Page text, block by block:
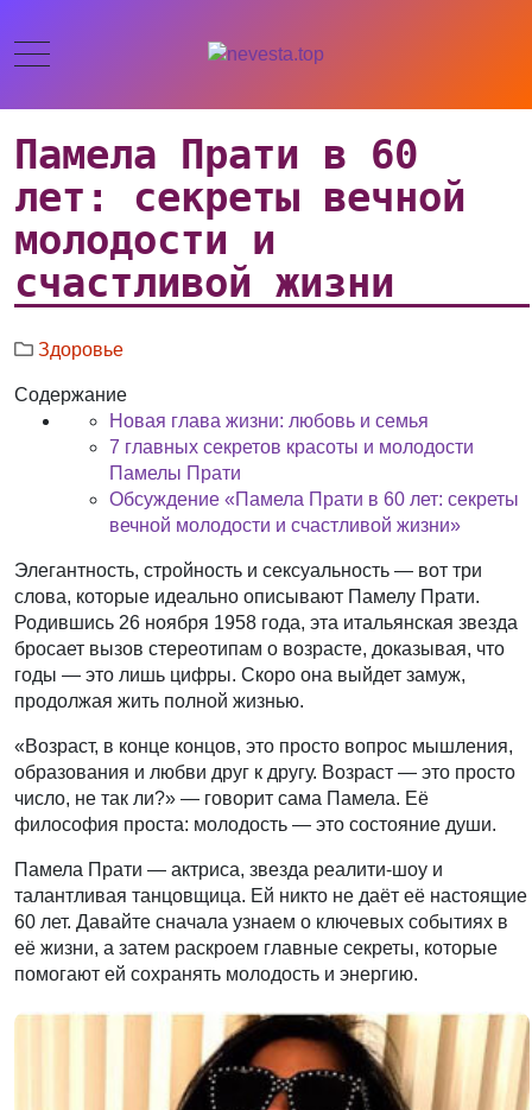
Памела Прати в 60
лет: секреты вечной
молодости и
счастливой жизни
Здоровье
Содержание
Новая глава жизни: любовь и семья
7 главных секретов красоты и молодости
Памелы Прати
Обсуждение «Памела Прати в 60 лет: секреты
вечной молодости и счастливой жизни»
Элегантность, стройность и сексуальность — вот три
слова, которые идеально описывают Памелу Прати.
Родившись 26 ноября 1958 года, эта итальянская звезда
бросает вызов стереотипам о возрасте, доказывая, что
годы — это лишь цифры. Скоро она выйдет замуж,
продолжая жить полной жизнью.
«Возраст, в конце концов, это просто вопрос мышления,
образования и любви друг к другу. Возраст — это просто
число, не так ли?» — говорит сама Памела. Её
философия проста: молодость — это состояние души.
Памела Прати — актриса, звезда реалити-шоу и
талантливая танцовщица. Ей никто не даёт её настоящие
60 лет. Давайте сначала узнаем о ключевых событиях в
её жизни, а затем раскроем главные секреты, которые
помогают ей сохранять молодость и энергию.